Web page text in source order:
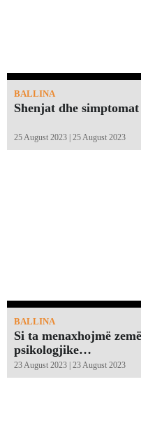
BALLINA
Shenjat dhe
25 August 2023 | 25 August 2023
BALLINA
Si ta menaxhojmë
psikologjike…
23 August 2023 | 23 August 2023